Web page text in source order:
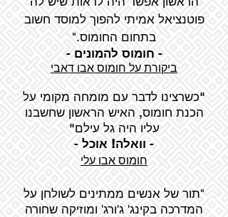
פוטנציאל אמיתי להפוך למוסד חשוב
בתחום החומוס."
- חומוס להמונים -
ביקורת על חומוס אבו דאבי
"כשרצינו לדבר עם מומחה מקומי על
הכנת חומוס, האיש הראשון שחשבנו
עליו היה גל עילם"
- וואלה! אוכל -
חומוס אבו עלי
"תור של אנשים ממתינים לשולחן על
המדרכה בקינג' ג'ורג' ומוזיקה שחורה